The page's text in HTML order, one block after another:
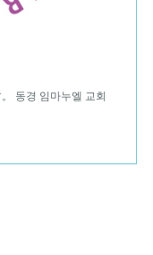
동경 임마누엘 교회